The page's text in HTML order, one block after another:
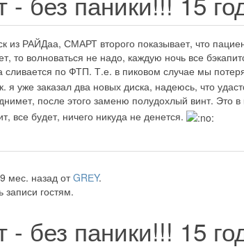
из РАЙДаа, СМАРТ второго показывает, что
то волноваться не надо, каждую ночь все
сливается по ФТП. Т.е. в пиковом случае мы
я уже заказал два новых диска, надеюсь, что
после этого заменю полудохлый винт. Это в
все будет, ничего никуда не денется.
мес. назад отGRЕY.
записи гостям.
- без паники!!! 15